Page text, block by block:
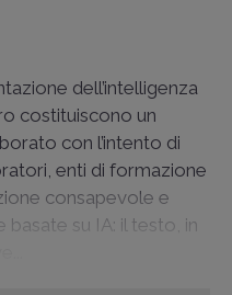
dell’intelligenza
costituiscono un
con l’intento di
enti di formazione
consapevole e
su IA: il testo, in